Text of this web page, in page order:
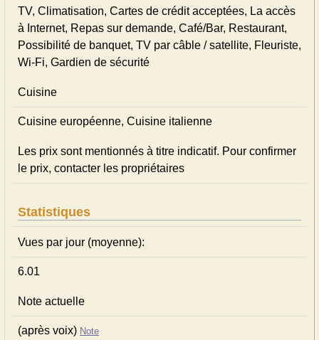
TV, Climatisation, Cartes de crédit acceptées, La accès
à Internet, Repas sur demande, Café/Bar, Restaurant,
Possibilité de banquet, TV par câble / satellite, Fleuriste,
Wi-Fi, Gardien de sécurité
Cuisine
Cuisine européenne, Cuisine italienne
Les prix sont mentionnés à titre indicatif. Pour confirmer
le prix, contacter les propriétaires
Statistiques
Vues par jour (moyenne):
6.01
Note actuelle
(après voix) Note